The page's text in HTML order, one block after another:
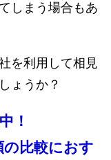
しまう場合もあ
を利用して相見
ょうか？
！
の比較におす